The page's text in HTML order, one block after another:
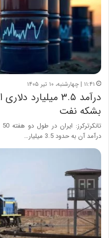
۱۱:۴۱ | چهارشنبه، ۱۰ تیر ۱۴۰۵
بشکه نفت
درآمد آن به حدود 3.5 میلیار…